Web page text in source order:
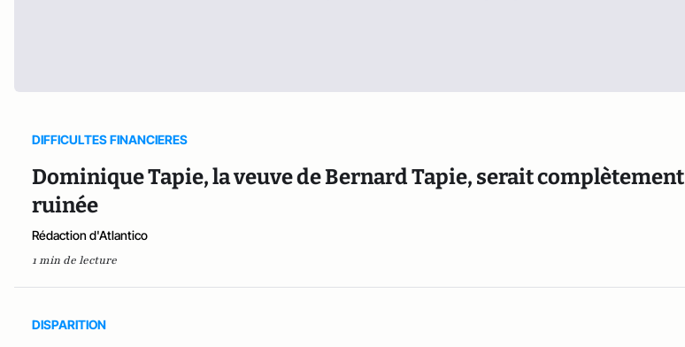
DIFFICULTES FINANCIERES
Dominique Tapie, la veuve de Bernard Tapie, serait complètement
ruinée
Rédaction d'Atlantico
1 min de lecture
DISPARITION